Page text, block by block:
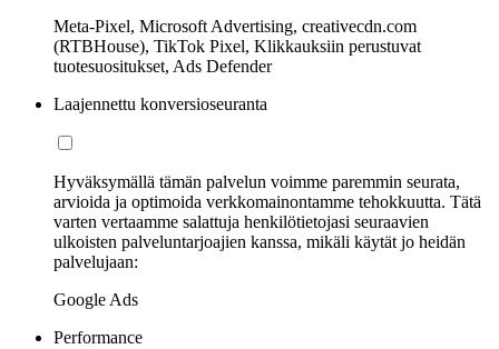
Meta-Pixel, Microsoft Advertising, creativecdn.com
(RTBHouse), TikTok Pixel, Klikkauksiin perustuvat
tuotesuositukset, Ads Defender
Laajennettu konversioseuranta
Hyväksymällä tämän palvelun voimme paremmin seurata,
arvioida ja optimoida verkkomainontamme tehokkuutta. Tätä
varten vertaamme salattuja henkilötietojasi seuraavien
ulkoisten palveluntarjoajien kanssa, mikäli käytät jo heidän
palvelujaan:
Google Ads
Performance